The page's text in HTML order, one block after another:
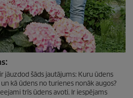
jāuzdod šāds jautājums: Kuru ūdens
kā ūdens no turienes nonāk augos?
trīs ūdens avoti. Ir iespējams